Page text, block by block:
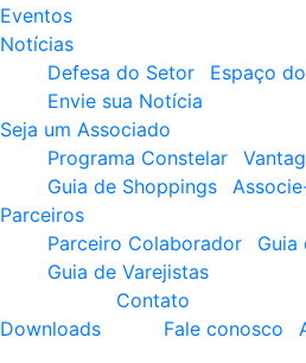
Eventos
Notícias
Defesa do Setor
Espaço
Envie sua Notícia
Seja um Associado
Programa Constelar
Guia de Shoppings
Parceiros
Parceiro Colaborador
Guia
Guia de Varejistas
Downloads
Contato
Fale conosco